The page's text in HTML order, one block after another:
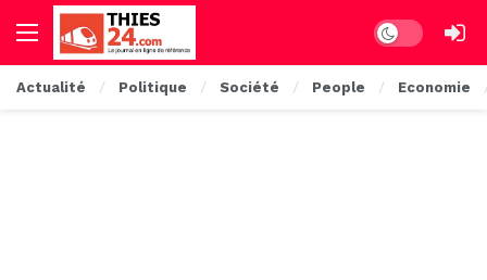
Dark mode
Actualité Politique Société People Economie